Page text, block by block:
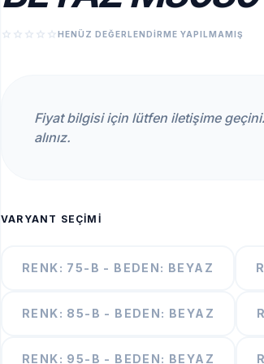
star star star star star HENÜZ DEĞERLENDIRME YAPILMAMIŞ
Fiyat bilgisi için lütfen iletişime
alınız.
VARYANT SEÇIMI
RENK: 75-B - BEDEN: BEYAZ
RENK: 85-B - BEDEN: BEYAZ
RENK: 95-B - BEDEN: BEYAZ